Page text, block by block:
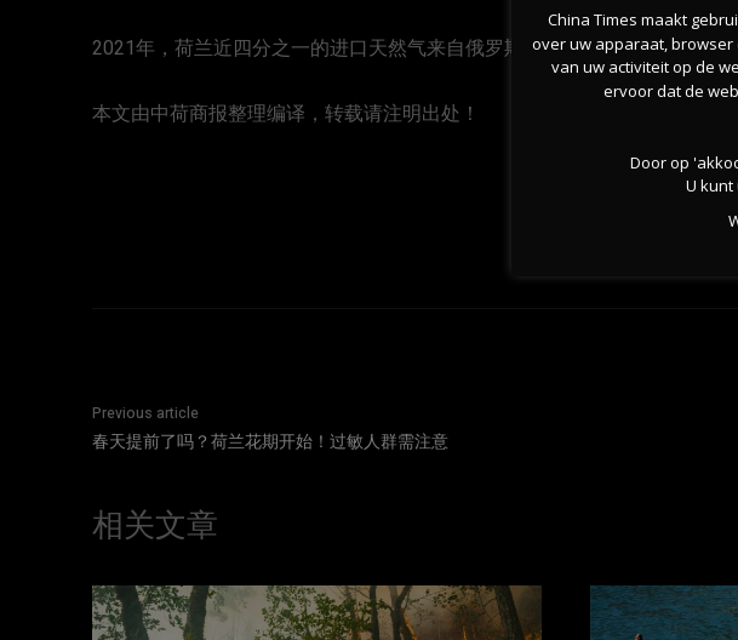
2021年，荷兰近四分之一的进口天然气来自俄罗斯，2023年这一比例将不
本文由中荷商报整理编译，转载请注明出处！
Previous article
春天提前了吗？荷兰花期开始！过敏人群需注意
相关文章
China Times maakt
over uw apparaat,
van uw activiteit op de
ervoor dat de
Door op
U